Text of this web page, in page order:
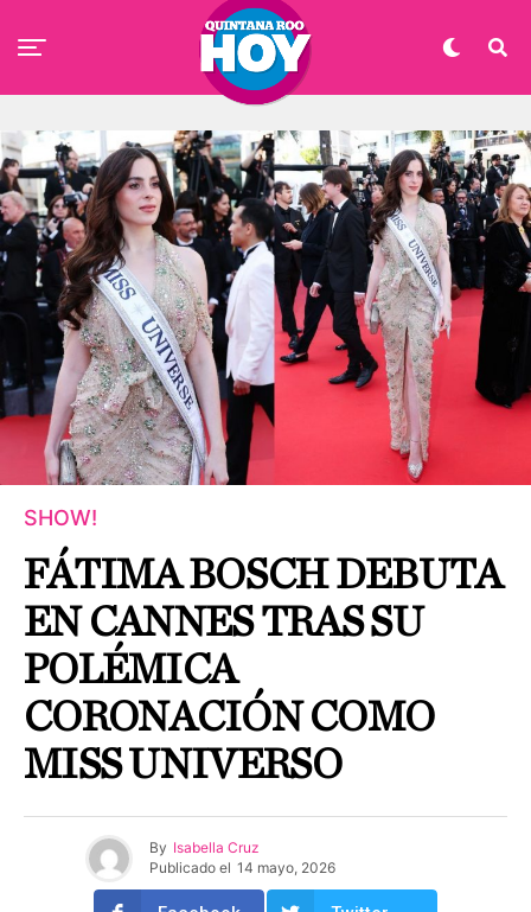
SHOW!
FÁTIMA BOSCH DEBUTA
EN CANNES TRAS SU
POLÉMICA
CORONACIÓN COMO
MISS UNIVERSO
By Isabella Cruz
Publicado el 14 mayo, 2026